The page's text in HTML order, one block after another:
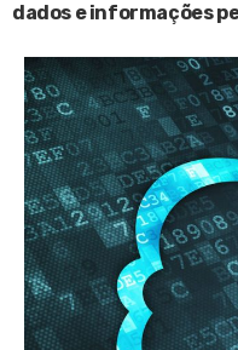
dados e informações